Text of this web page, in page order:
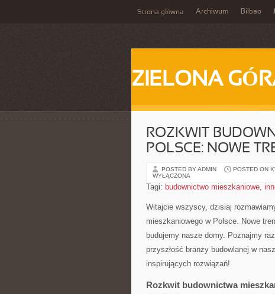
Strona główna Archiwum Bilbao
ZIELONA
ROZKWIT
POLSCE: NOWE
POSTED BY ADMIN POSTED ON
WYŁĄCZONA
Tagi: budownictwo mieszkaniowe,
Witajcie wszyscy, dzisiaj
mieszkaniowego⁤ w Polsce. Nowe
⁤budujemy nasze domy. Poznajmy
⁤przyszłość ‌branży ⁣budowlanej w
inspirujących rozwiązań!
Rozkwit budownictwa